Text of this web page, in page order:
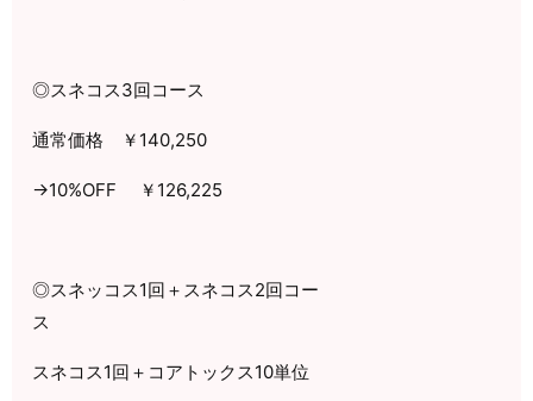
◎スネコス3回コース
通常価格 ￥ 140,250
→10%OFF ￥ 126,225
◎スネッコス1回＋スネコス2回コー
ス
スネコス1回＋コアトックス10単位